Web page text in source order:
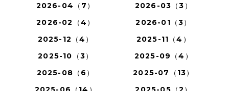
2026-04（7）
2026-03（3）
2026-02（4）
2026-01（3）
2025-12（4）
2025-11（4）
2025-10（3）
2025-09（4）
2025-08（6）
2025-07（13）